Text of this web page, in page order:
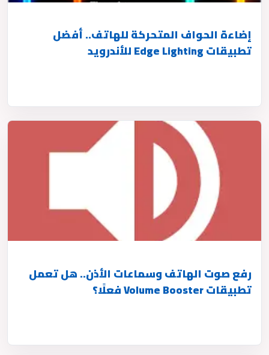
إضاءة الحواف المتحركة للهاتف.. أفضل
تطبيقات Edge Lighting للأندرويد
رفع صوت الهاتف وسماعات الأذن.. هل تعمل
تطبيقات Volume Booster فعلًا؟